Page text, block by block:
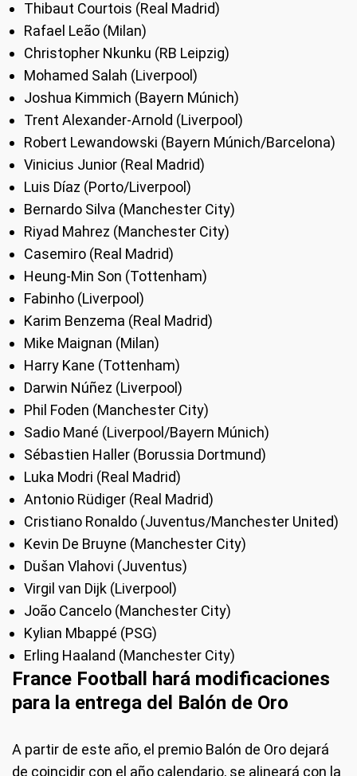
Thibaut Courtois (Real Madrid)
Rafael Leão (Milan)
Christopher Nkunku (RB Leipzig)
Mohamed Salah (Liverpool)
Joshua Kimmich (Bayern Múnich)
Trent Alexander-Arnold (Liverpool)
Robert Lewandowski (Bayern Múnich/Barcelona)
Vinicius Junior (Real Madrid)
Luis Díaz (Porto/Liverpool)
Bernardo Silva (Manchester City)
Riyad Mahrez (Manchester City)
Casemiro (Real Madrid)
Heung-Min Son (Tottenham)
Fabinho (Liverpool)
Karim Benzema (Real Madrid)
Mike Maignan (Milan)
Harry Kane (Tottenham)
Darwin Núñez (Liverpool)
Phil Foden (Manchester City)
Sadio Mané (Liverpool/Bayern Múnich)
Sébastien Haller (Borussia Dortmund)
Luka Modri (Real Madrid)
Antonio Rüdiger (Real Madrid)
Cristiano Ronaldo (Juventus/Manchester United)
Kevin De Bruyne (Manchester City)
Dušan Vlahovi (Juventus)
Virgil van Dijk (Liverpool)
João Cancelo (Manchester City)
Kylian Mbappé (PSG)
Erling Haaland (Manchester City)
France Football hará modificaciones
para la entrega del Balón de Oro
A partir de este año, el premio Balón de Oro dejará
de coincidir con el año calendario, se alineará con la